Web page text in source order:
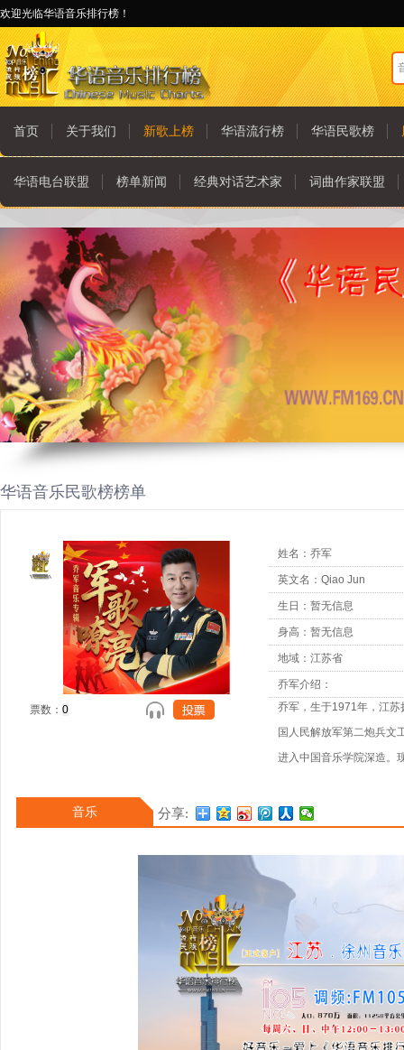
欢迎光临华语音乐排行榜！
首页 关于我们 新歌上榜 华语流行榜 华语民歌榜
华语电台联盟 榜单新闻 经典对话艺术家 词曲作家联盟
华语音乐民歌榜榜单
票数：
姓名：乔军
英文名：Qiao Jun
生日：暂无信息
身高：暂无信息
地域：江苏省
乔军介绍：
乔军，生于1971年，江
国人民解放军第二炮兵文
进入中国音乐学院深造。
家广电总局“全国听众最
学院音乐系，任声乐讲师
音乐会。2001年9月，由
音乐 分享: